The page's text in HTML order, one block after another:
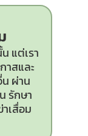
แต่เรา
าสและ
น ผ่าน
รักษา
เสื่อม